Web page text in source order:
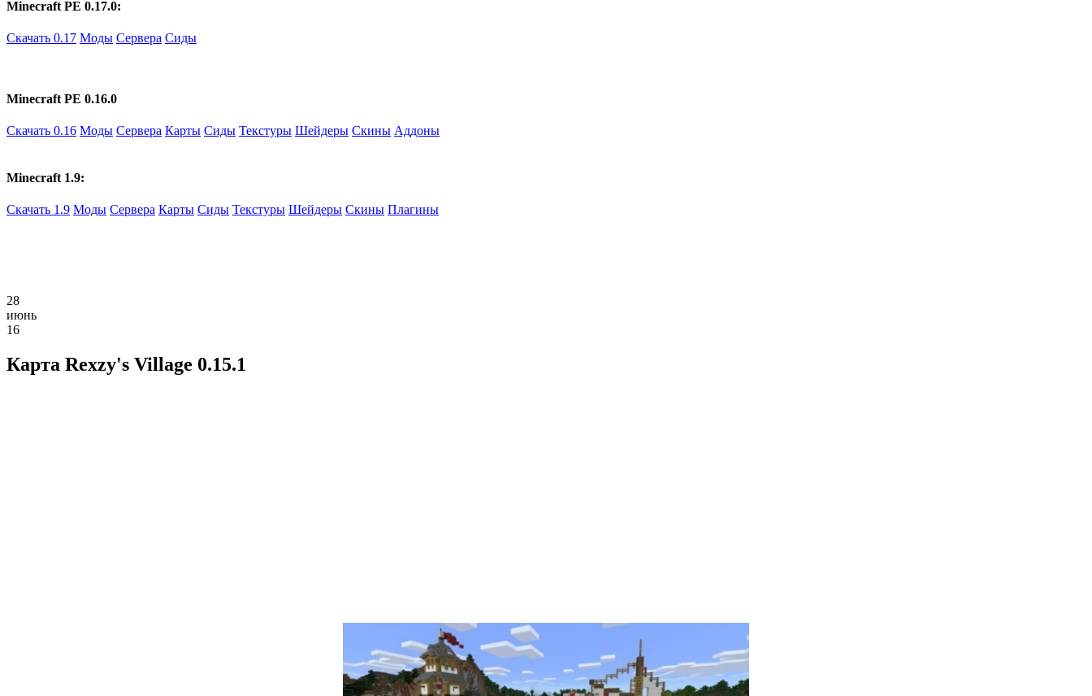
Minecraft PE 0.17.0:
Скачать 0.17 Моды Сервера Сиды
Minecraft PE 0.16.0
Скачать 0.16 Моды Сервера Карты Сиды Текстуры Шейдеры Скины Аддоны
Minecraft 1.9:
Скачать 1.9 Моды Сервера Карты Сиды Текстуры Шейдеры Скины Плагины
28
июнь
16
Карта Rexzy's Village 0.15.1